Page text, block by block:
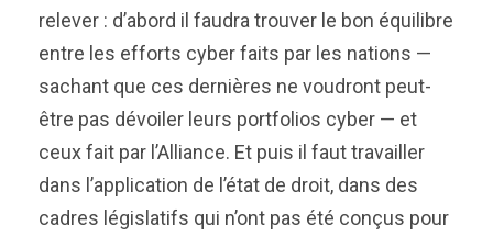
relever : d’abord il faudra trouver le bon équilibre
entre les efforts cyber faits par les nations —
sachant que ces dernières ne voudront peut-
être pas dévoiler leurs portfolios cyber — et
ceux fait par l’Alliance. Et puis il faut travailler
dans l’application de l’état de droit, dans des
cadres législatifs qui n’ont pas été conçus pour